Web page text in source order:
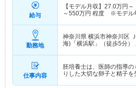
給与
【モデル月収】 27.0万円～
～550万円 程度 ※モデル
勤務地
神奈川県 横浜市神奈川区
海)「横浜駅」（徒歩5分）
仕事内容
胚培養士は、医師の指導
りした大切な卵子と精子